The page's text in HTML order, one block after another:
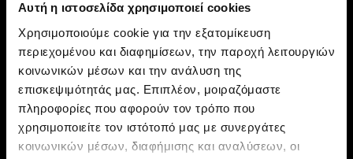
Αυτή η ιστοσελίδα χρησιμοποιεί cookies
Χρησιμοποιούμε cookie για την εξατομίκευση
περιεχομένου και διαφημίσεων, την παροχή λειτουργιών
κοινωνικών μέσων και την ανάλυση της
επισκεψιμότητάς μας. Επιπλέον, μοιραζόμαστε
πληροφορίες που αφορούν τον τρόπο που
χρησιμοποιείτε τον ιστότοπό μας με συνεργάτες
κοινωνικών μέσων, διαφήμισης και αναλύσεων, οι
SHIPPING
PAYMENTS